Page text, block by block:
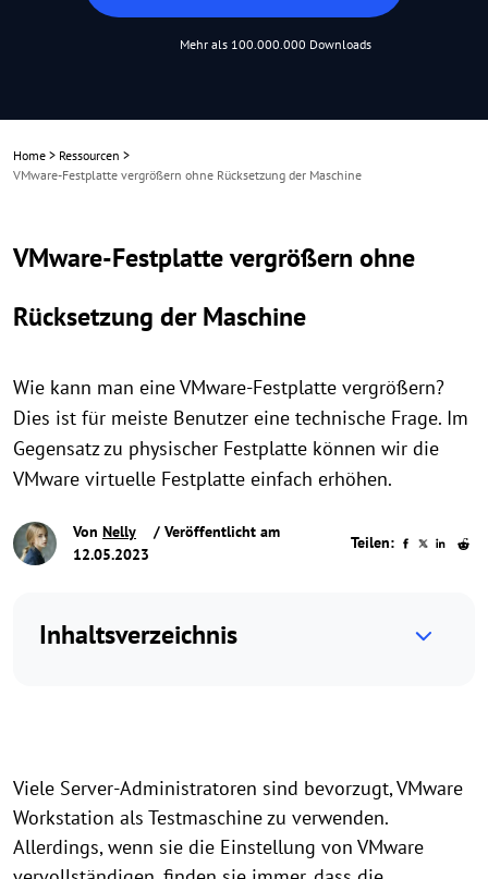
Mehr als 100.000.000 Downloads
Home > Ressourcen >
VMware-Festplatte vergrößern ohne Rücksetzung der Maschine
VMware-Festplatte vergrößern ohne
Rücksetzung der Maschine
Wie kann man eine VMware-Festplatte vergrößern?
Dies ist für meiste Benutzer eine technische Frage. Im
Gegensatz zu physischer Festplatte können wir die
VMware virtuelle Festplatte einfach erhöhen.
Von Nelly
/ Veröffentlicht am
12.05.2023
Teilen:
Inhaltsverzeichnis
Viele Server-Administratoren sind bevorzugt, VMware
Workstation als Testmaschine zu verwenden.
Allerdings, wenn sie die Einstellung von VMware